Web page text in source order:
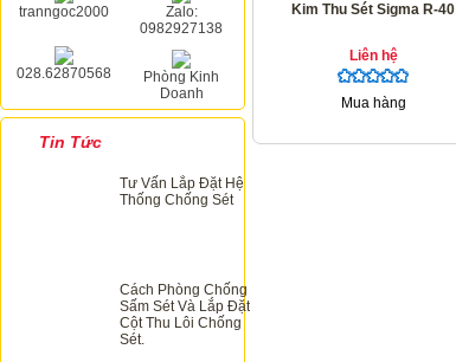
tranngoc2000
Zalo:
0982927138
028.62870568
Phòng Kinh
Doanh
Tin Tức
Tư Vấn Lắp Đặt Hệ
Thống Chống Sét
Cách Phòng Chống
Sấm Sét Và Lắp Đặt
Cột Thu Lôi Chống
Sét.
Kim Thu Sét Sigma R-40
Liên hệ
Mua hàng